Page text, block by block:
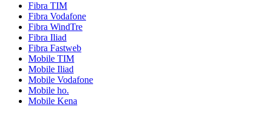
Fibra TIM
Fibra Vodafone
Fibra WindTre
Fibra Iliad
Fibra Fastweb
Mobile TIM
Mobile Iliad
Mobile Vodafone
Mobile ho.
Mobile Kena